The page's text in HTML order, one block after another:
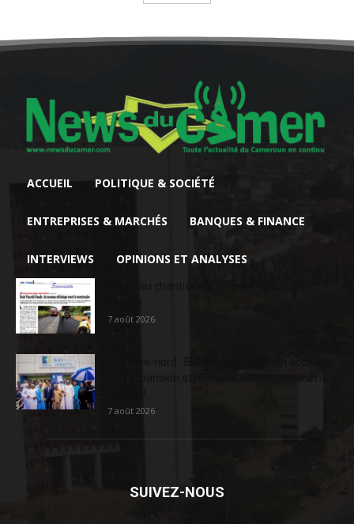
ACCUEIL POLITIQUE & SOCIÉTÉ
ENTREPRISES & MARCHÉS BANQUES & FINANCE
INTERVIEWS OPINIONS ET ANALYSES
7 août 2026
7 août 2026
SUIVEZ-NOUS